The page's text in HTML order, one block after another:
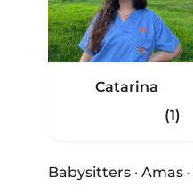
Catarina
(1)
Babysitters · Amas ·